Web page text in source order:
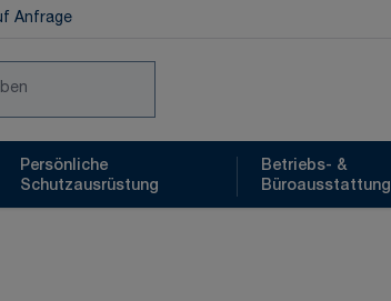
Anfrage
Persönliche
Schutzausrüstung
Betriebs- &
Büroausstattung